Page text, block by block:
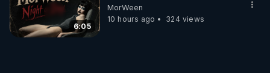
6:05
MorWeen
10 hours ago
324 views